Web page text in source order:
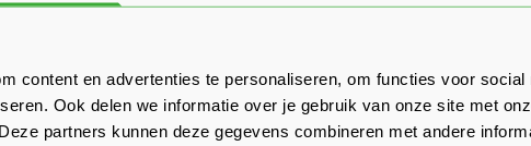
content en advertenties te personaliseren, om functies voor social
Ook delen we informatie over je gebruik van onze site met
partners kunnen deze gegevens combineren met andere